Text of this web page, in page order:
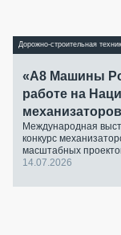
Дорожно-строительная
«А8 Машины
работе на
механизаторов
Международная
конкурс
масштабных
14.07.2026